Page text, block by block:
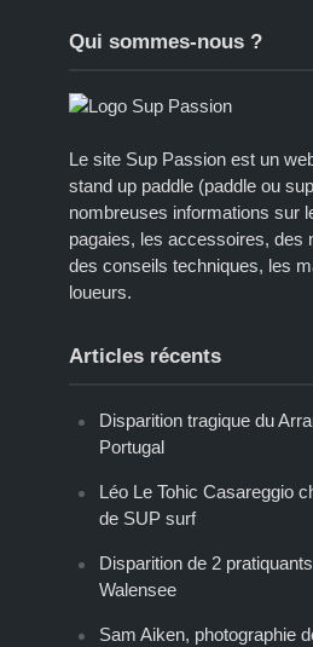
Qui sommes-nous ?
Le site Sup Passion est un
stand up paddle (paddle ou
nombreuses informations sur
pagaies, les accessoires, des
des conseils techniques, les
loueurs.
Articles récents
Disparition tragique du
Portugal
Léo Le Tohic Casareggio
de SUP surf
Disparition de 2
Walensee
Sam Aiken, photographie